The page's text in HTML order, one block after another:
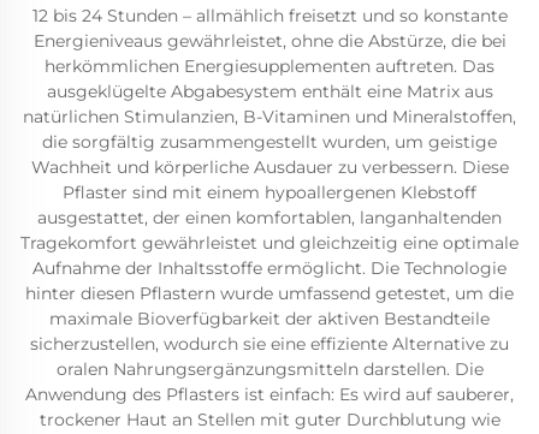
12 bis 24 Stunden – allmählich freisetzt und so konstante
Energieniveaus gewährleistet, ohne die Abstürze, die bei
herkömmlichen Energiesupplementen auftreten. Das
ausgeklügelte Abgabesystem enthält eine Matrix aus
natürlichen Stimulanzien, B-Vitaminen und Mineralstoffen,
die sorgfältig zusammengestellt wurden, um geistige
Wachheit und körperliche Ausdauer zu verbessern. Diese
Pflaster sind mit einem hypoallergenen Klebstoff
ausgestattet, der einen komfortablen, langanhaltenden
Tragekomfort gewährleistet und gleichzeitig eine optimale
Aufnahme der Inhaltsstoffe ermöglicht. Die Technologie
hinter diesen Pflastern wurde umfassend getestet, um die
maximale Bioverfügbarkeit der aktiven Bestandteile
sicherzustellen, wodurch sie eine effiziente Alternative zu
oralen Nahrungsergänzungsmitteln darstellen. Die
Anwendung des Pflasters ist einfach: Es wird auf sauberer,
trockener Haut an Stellen mit guter Durchblutung wie